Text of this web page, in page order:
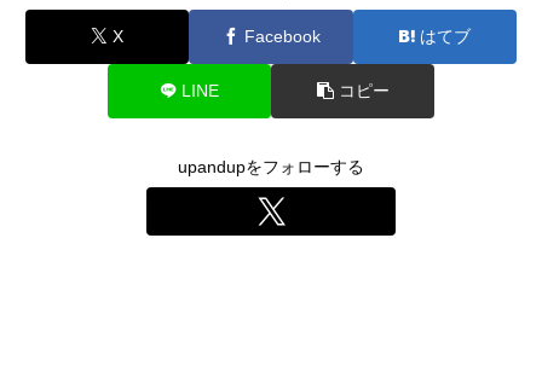
X Facebook はてブ
LINE コピー
upandupをフォローする